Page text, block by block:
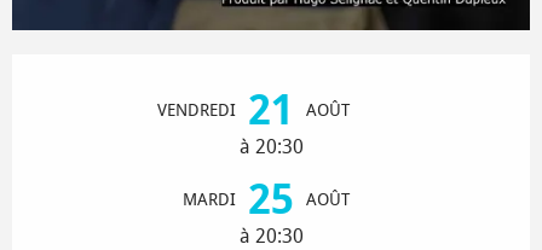
VENDREDI 21 AOÛT
à 20:30
MARDI 25 AOÛT
à 20:30